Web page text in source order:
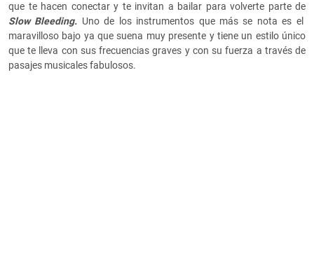
que te hacen conectar y te invitan a bailar para volverte parte de
Slow Bleeding. Uno de los instrumentos que más se nota es el
maravilloso bajo ya que suena muy presente y tiene un estilo único
que te lleva con sus frecuencias graves y con su fuerza a través de
pasajes musicales fabulosos.